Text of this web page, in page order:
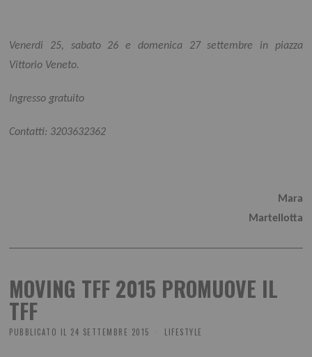
Venerdi 25, sabato 26 e domenica 27 settembre in piazza
Vittorio Veneto.
Ingresso gratuito
Contatti: 3203632362
Mara
Martellotta
MOVING TFF 2015 PROMUOVE IL
TFF
PUBBLICATO IL 24 SETTEMBRE 2015 LIFESTYLE